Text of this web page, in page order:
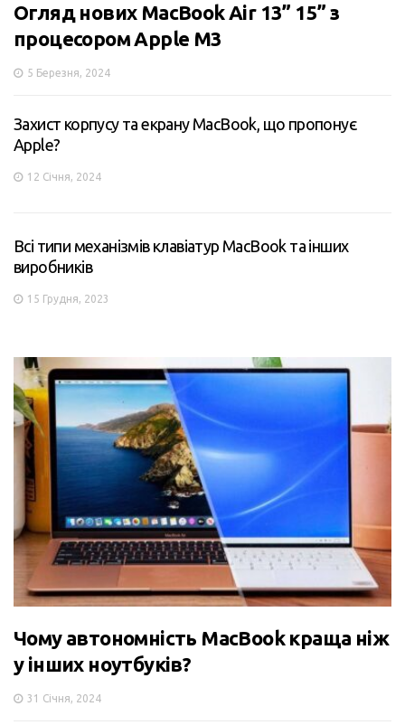
Огляд нових MacBook Air 13” 15” з
процесором Apple M3
5 Березня, 2024
Захист корпусу та екрану MacBook, що пропонує
Apple?
12 Січня, 2024
Всі типи механізмів клавіатур MacBook та інших
виробників
15 Грудня, 2023
Чому автономність MacBook краща ніж
у інших ноутбуків?
31 Січня, 2024